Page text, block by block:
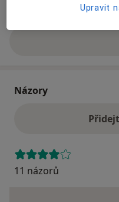
Zobrazit
Názory
11 názorů
Upravit